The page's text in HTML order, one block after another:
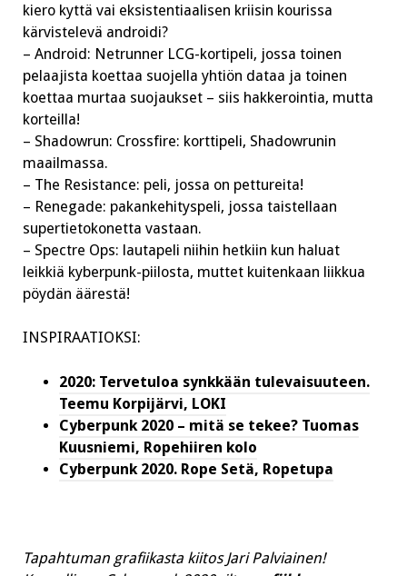
kiero kyttä vai eksistentiaalisen kriisin kourissa
kärvistelevä androidi?
– Android: Netrunner LCG-kortipeli, jossa toinen
pelaajista koettaa suojella yhtiön dataa ja toinen
koettaa murtaa suojaukset – siis hakkerointia, mutta
korteilla!
– Shadowrun: Crossfire: korttipeli, Shadowrunin
maailmassa.
– The Resistance: peli, jossa on pettureita!
– Renegade: pakankehityspeli, jossa taistellaan
supertietokonetta vastaan.
– Spectre Ops: lautapeli niihin hetkiin kun haluat
leikkiä kyberpunk-piilosta, muttet kuitenkaan liikkua
pöydän äärestä!
INSPIRAATIOKSI:
2020: Tervetuloa synkkään tulevaisuuteen.
Teemu Korpijärvi, LOKI
Cyberpunk 2020 – mitä se tekee? Tuomas
Kuusniemi, Ropehiiren kolo
Cyberpunk 2020. Rope Setä, Ropetupa
Tapahtuman grafiikasta kiitos Jari Palviainen!